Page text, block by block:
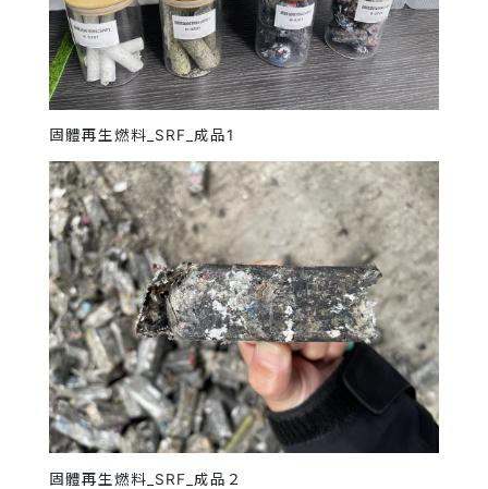
固體再生燃料_SRF_成品1
固體再生燃料_SRF_成品２